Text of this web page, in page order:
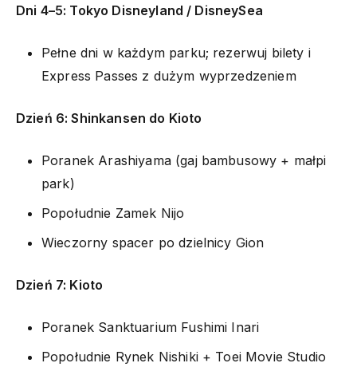
Dni 4–5: Tokyo Disneyland / DisneySea
Pełne dni w każdym parku; rezerwuj bilety i
Express Passes z dużym wyprzedzeniem
Dzień 6: Shinkansen do Kioto
Poranek Arashiyama (gaj bambusowy + małpi
park)
Popołudnie Zamek Nijo
Wieczorny spacer po dzielnicy Gion
Dzień 7: Kioto
Poranek Sanktuarium Fushimi Inari
Popołudnie Rynek Nishiki + Toei Movie Studio